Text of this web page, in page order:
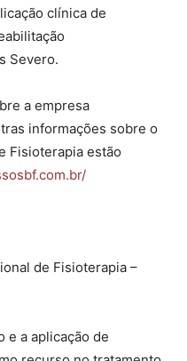
clínica de
Severo.
a empresa
informações sobre o
Fisioterapia estão
de Fisioterapia –
e a aplicação de